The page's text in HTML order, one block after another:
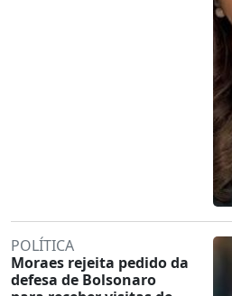
POLÍTICA
Moraes rejeita pedido da
defesa de Bolsonaro